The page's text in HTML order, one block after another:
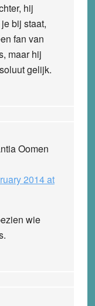
hij
bij staat,
fan van
maar hij
gelijk.
Oomen
2014 at
wie